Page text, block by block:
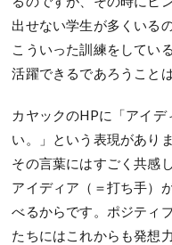
出せない学生が多くいる
こういった訓練をしてい
活躍できるであろうこと
カヤックのHPに「アイ
い。」という表現があり
その言葉にはすごく共感
アイディア（＝打ち手）
べるからです。ポジティ
たちにはこれからも発想